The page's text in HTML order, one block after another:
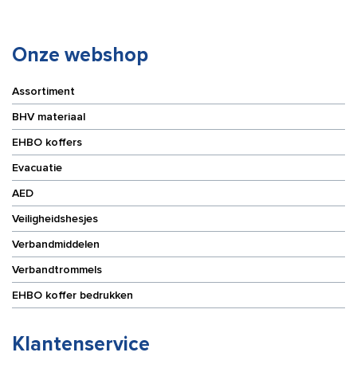
Onze webshop
Assortiment
BHV materiaal
EHBO koffers
Evacuatie
AED
Veiligheidshesjes
Verbandmiddelen
Verbandtrommels
EHBO koffer bedrukken
Klantenservice